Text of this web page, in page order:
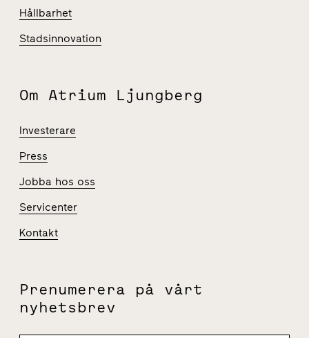
Hållbarhet
Stadsinnovation
Om Atrium Ljungberg
Investerare
Press
Jobba hos oss
Servicenter
Kontakt
Prenumerera på vårt
nyhetsbrev